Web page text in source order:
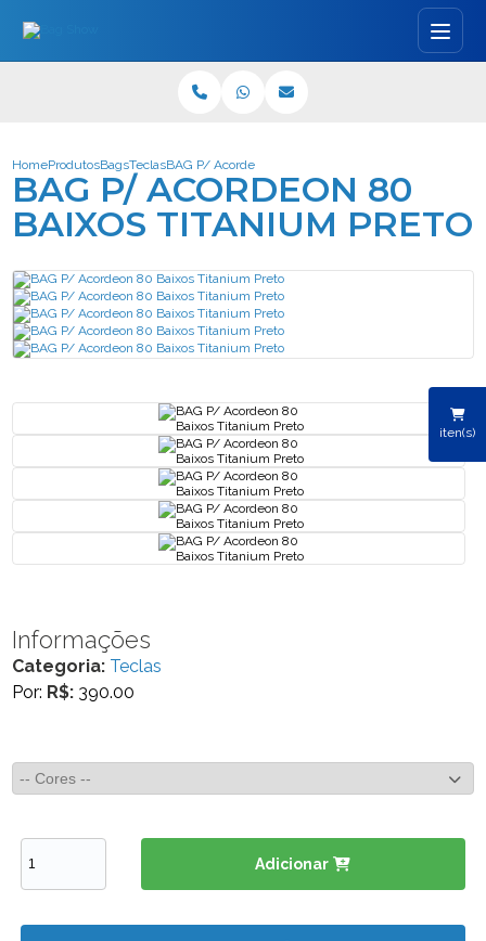
iten(s)
HomeProdutosBagsTeclasBAG P/ Acordeon 80 Baixos Titanium Preto
BAG P/ ACORDEON 80
BAIXOS TITANIUM PRETO
Informações
Categoria: Teclas
Por: R$: 390.00
Adicionar